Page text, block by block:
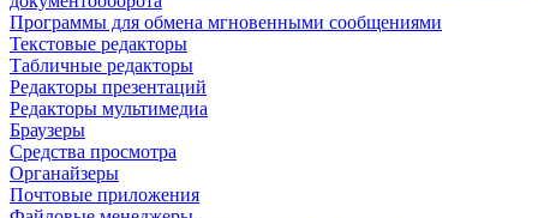
Программы для обмена мгновенными сообщениями
Текстовые редакторы
Табличные редакторы
Редакторы презентаций
Редакторы мультимедиа
Браузеры
Средства просмотра
Органайзеры
Почтовые приложения